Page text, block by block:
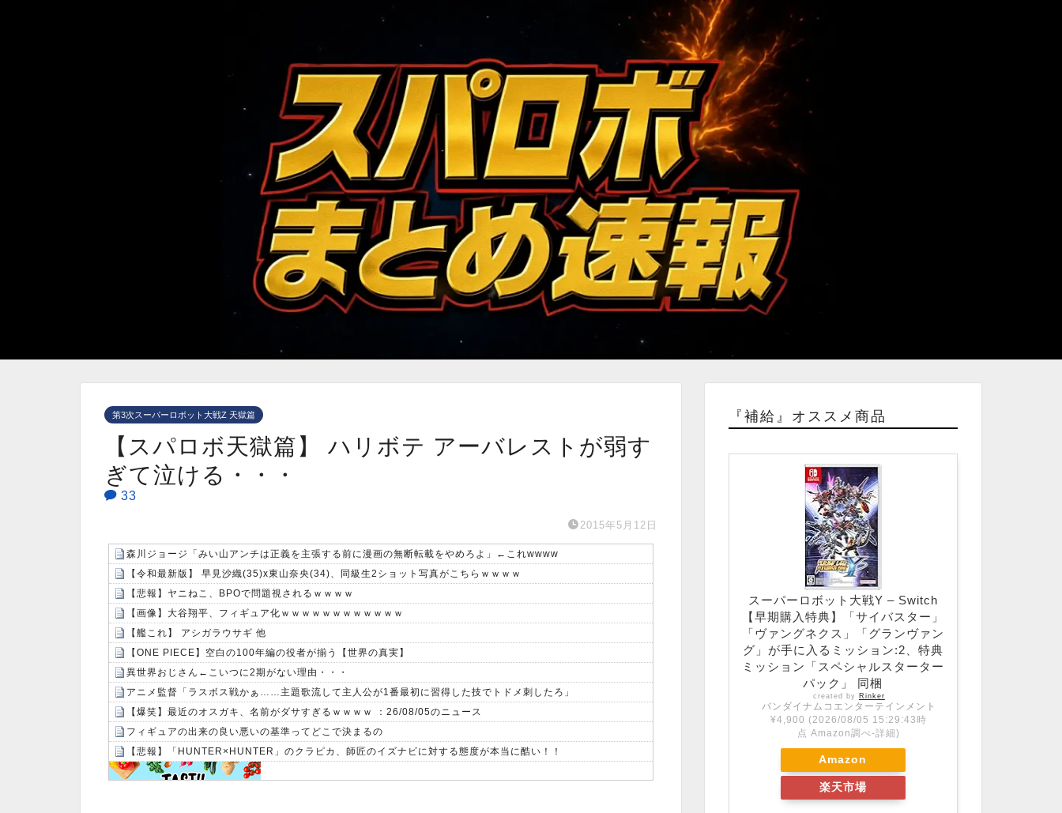
第3次スーパーロボット大戦Z 天獄篇
【スパロボ天獄篇】 ハリボテ アーバレストが弱す
ぎて泣ける・・・
33
2015年5月12日
森川ジョージ「みい山アンチは正義を主張する前に漫画の無断転載をやめろよ」←これwwww
【令和最新版】 早見沙織(35)x東山奈央(34)、同級生2ショット写真がこちらｗｗｗｗ
【悲報】ヤニねこ、BPOで問題視されるｗｗｗｗ
【画像】大谷翔平、フィギュア化ｗｗｗｗｗｗｗｗｗｗｗｗ
【艦これ】 アシガラウサギ 他
【ONE PIECE】空白の100年編の役者が揃う【世界の真実】
異世界おじさん←こいつに2期がない理由・・・
アニメ監督「ラスボス戦かぁ……主題歌流して主人公が1番最初に習得した技でトドメ刺したろ」
【爆笑】最近のオスガキ、名前がダサすぎるｗｗｗｗ ：26/08/05のニュース
フィギュアの出来の良い悪いの基準ってどこで決まるの
【悲報】「HUNTER×HUNTER」のクラピカ、師匠のイズナビに対する態度が本当に酷い！！
『補給』オススメ商品
スーパーロボット大戦Y – Switch
【早期購入特典】「サイバスター」
「ヴァングネクス」「グランヴァン
グ」が手に入るミッション:2、特典
ミッション「スペシャルスターター
パック」 同梱
created by Rinker
バンダイナムコエンターテインメント
¥4,900 (2026/08/05 15:29:43時
点 Amazon調べ-詳細)
Amazon
楽天市場